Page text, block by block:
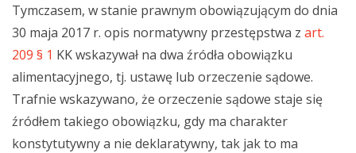
Tymczasem, w stanie prawnym obowiązującym do dnia
30 maja 2017 r. opis normatywny przestępstwa z art.
209 § 1 KK wskazywał na dwa źródła obowiązku
alimentacyjnego, tj. ustawę lub orzeczenie sądowe.
Trafnie wskazywano, że orzeczenie sądowe staje się
źródłem takiego obowiązku, gdy ma charakter
konstytutywny a nie deklaratywny, tak jak to ma